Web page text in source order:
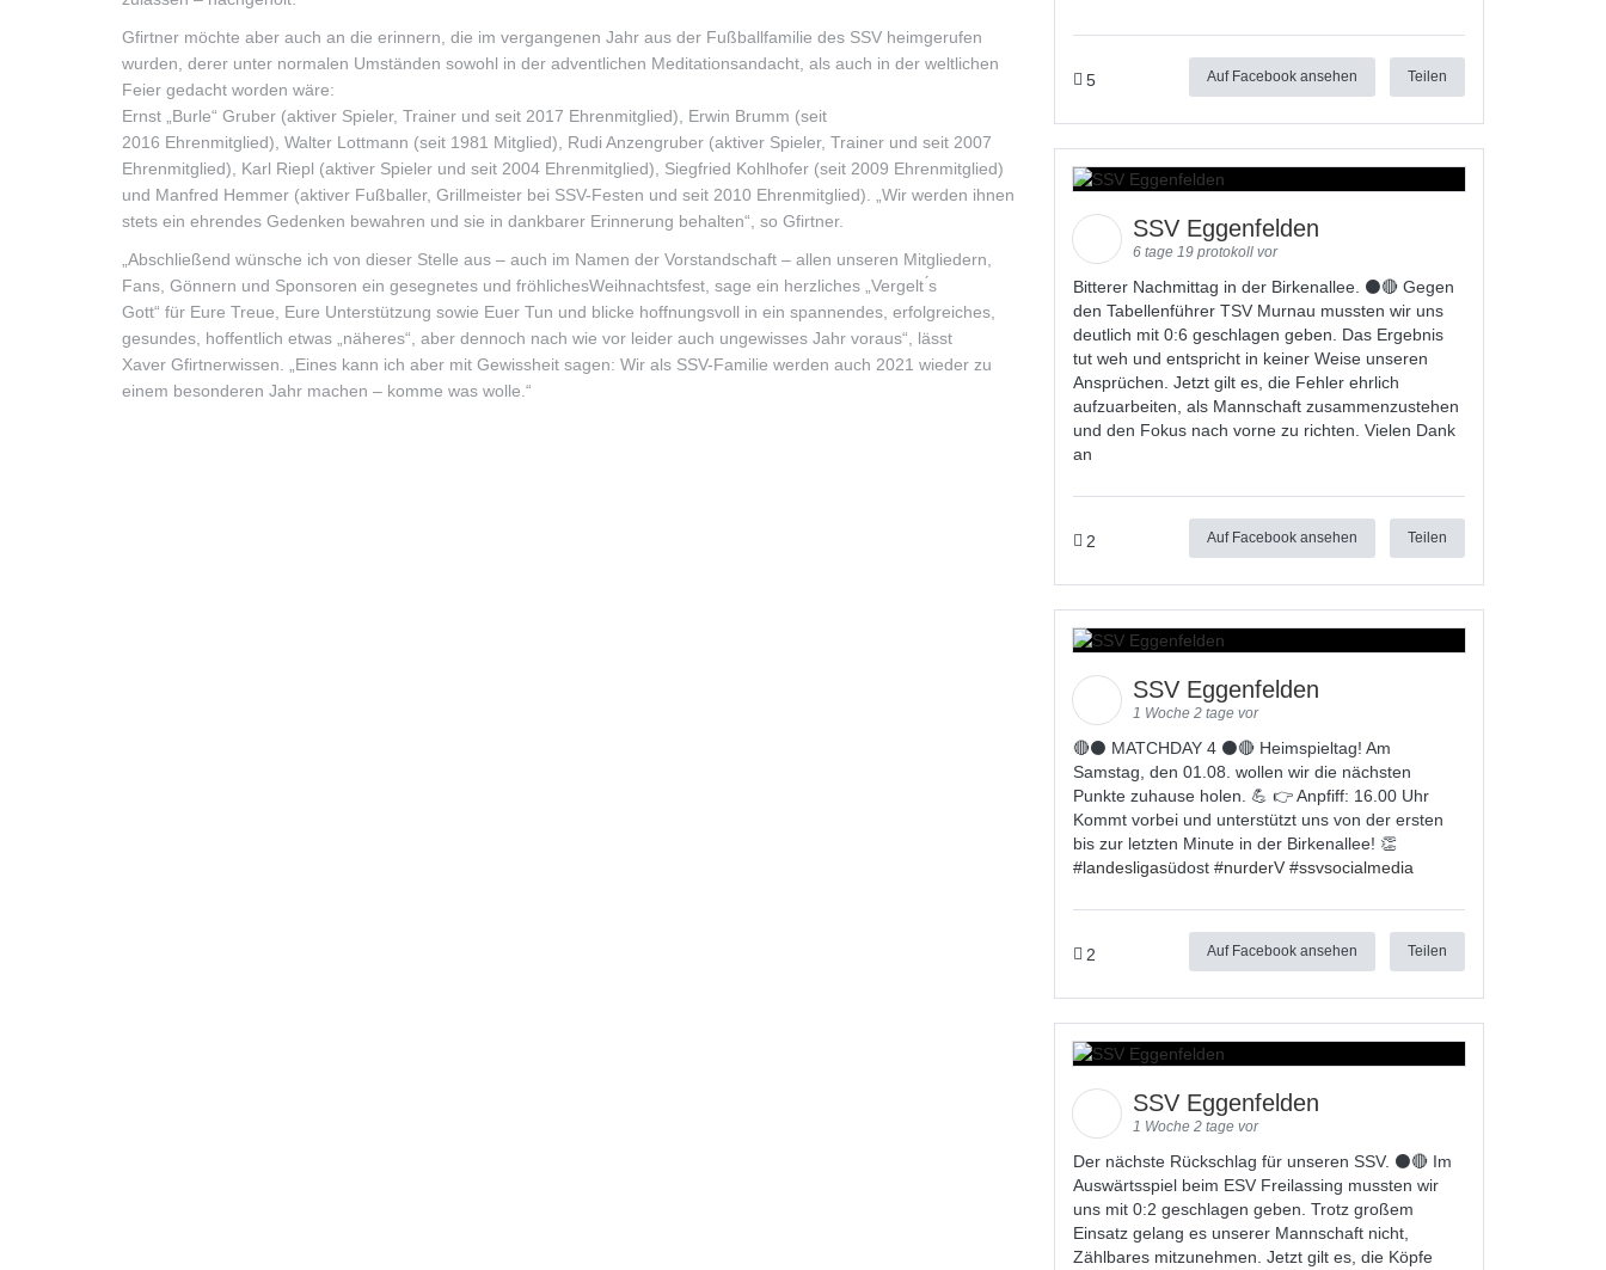
Gfirtner möchte aber auch an die erinnern, die im vergangenen Jahr aus der Fußballfamilie des SSV heimgerufen
wurden, derer unter normalen Umständen sowohl in der adventlichen Meditationsandacht, als auch in der weltlichen
Feier gedacht worden wäre:
Ernst „Burle“ Gruber (aktiver Spieler, Trainer und seit 2017 Ehrenmitglied), Erwin Brumm (seit
2016 Ehrenmitglied), Walter Lottmann (seit 1981 Mitglied), Rudi Anzengruber (aktiver Spieler, Trainer und seit 2007
Ehrenmitglied), Karl Riepl (aktiver Spieler und seit 2004 Ehrenmitglied), Siegfried Kohlhofer (seit 2009 Ehrenmitglied)
und Manfred Hemmer (aktiver Fußballer, Grillmeister bei SSV-Festen und seit 2010 Ehrenmitglied). „Wir werden ihnen
stets ein ehrendes Gedenken bewahren und sie in dankbarer Erinnerung behalten“, so Gfirtner.
„Abschließend wünsche ich von dieser Stelle aus – auch im Namen der Vorstandschaft – allen unseren Mitgliedern,
Fans, Gönnern und Sponsoren ein gesegnetes und fröhlichesWeihnachtsfest, sage ein herzliches „Vergelt ́s
Gott“ für Eure Treue, Eure Unterstützung sowie Euer Tun und blicke hoffnungsvoll in ein spannendes, erfolgreiches,
gesundes, hoffentlich etwas „näheres“, aber dennoch nach wie vor leider auch ungewisses Jahr voraus“, lässt
Xaver Gfirtnerwissen. „Eines kann ich aber mit Gewissheit sagen: Wir als SSV-Familie werden auch 2021 wieder zu
einem besonderen Jahr machen – komme was wolle.“
5 Auf Facebook ansehen Teilen
SSV Eggenfelden
6 tage 19 protokoll vor
Bitterer Nachmittag in der Birkenallee. ⚫🔴 Gegen
den Tabellenführer TSV Murnau mussten wir uns
deutlich mit 0:6 geschlagen geben. Das Ergebnis
tut weh und entspricht in keiner Weise unseren
Ansprüchen. Jetzt gilt es, die Fehler ehrlich
aufzuarbeiten, als Mannschaft zusammenzustehen
und den Fokus nach vorne zu richten. Vielen Dank
an
2 Auf Facebook ansehen Teilen
SSV Eggenfelden
1 Woche 2 tage vor
🔴⚫ MATCHDAY 4 ⚫🔴 Heimspieltag! Am
Samstag, den 01.08. wollen wir die nächsten
Punkte zuhause holen. 💪 👉 Anpfiff: 16.00 Uhr
Kommt vorbei und unterstützt uns von der ersten
bis zur letzten Minute in der Birkenallee! 👏
#landesligasüdost #nurderV #ssvsocialmedia
2 Auf Facebook ansehen Teilen
SSV Eggenfelden
1 Woche 2 tage vor
Der nächste Rückschlag für unseren SSV. ⚫🔴 Im
Auswärtsspiel beim ESV Freilassing mussten wir
uns mit 0:2 geschlagen geben. Trotz großem
Einsatz gelang es unserer Mannschaft nicht,
Zählbares mitzunehmen. Jetzt gilt es, die Köpfe